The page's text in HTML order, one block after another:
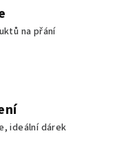
na přání
ideální dárek